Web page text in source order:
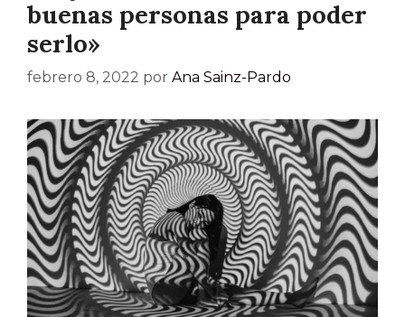
buenas personas para poder
serlo»
febrero 8, 2022 por Ana Sainz-Pardo